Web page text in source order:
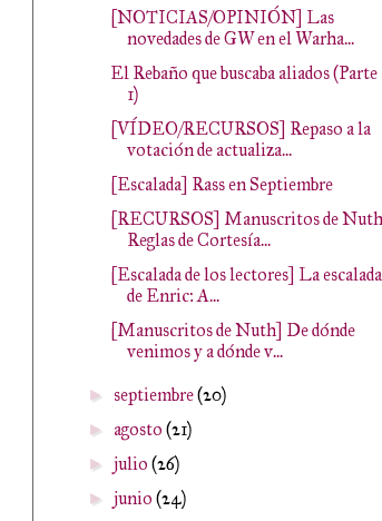
[NOTICIAS/OPINIÓN] Las
novedades de GW en el Warha...
El Rebaño que buscaba aliados (Parte
1)
[VÍDEO/RECURSOS] Repaso a la
votación de actualiza...
[Escalada] Rass en Septiembre
[RECURSOS] Manuscritos de
Reglas de Cortesía...
[Escalada de los lectores] La escalada
de Enric: A...
[Manuscritos de Nuth] De dónde
venimos y a dónde v...
►septiembre(20)
► agosto(21)
►julio(26)
►junio(24)